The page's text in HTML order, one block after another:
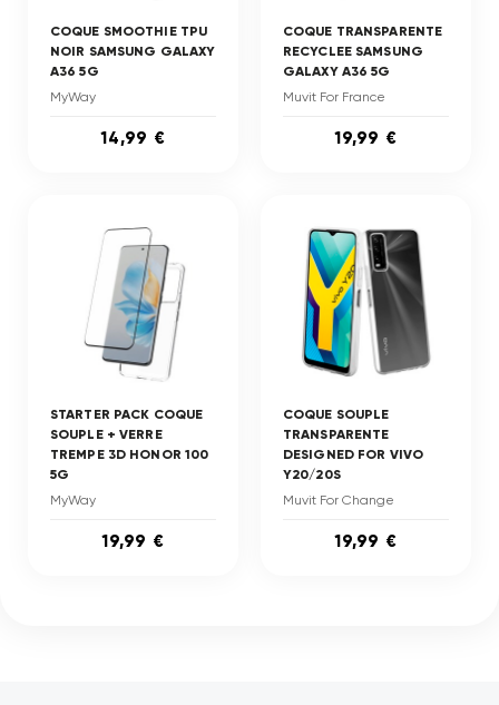
COQUE SMOOTHIE TPU
NOIR SAMSUNG GALAXY
A36 5G
MyWay
14,99 €
COQUE TRANSPARENTE
RECYCLEE SAMSUNG
GALAXY A36 5G
Muvit For France
19,99 €
STARTER PACK COQUE
SOUPLE + VERRE
TREMPE 3D HONOR 100
5G
MyWay
19,99 €
COQUE SOUPLE
TRANSPARENTE
DESIGNED FOR VIVO
Y20/20S
Muvit For Change
19,99 €